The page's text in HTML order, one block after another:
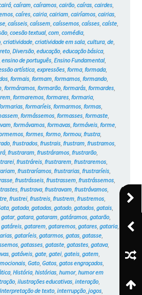
, caíram, caíramos, cairão, caíras, cairdes,
, caíres, cairia, cairiam, cairíamos, cairias,
, caísseis, caíssem, caíssemos, caísses, caíste,
, coesão textual, com, comédia,
, criatividade, criatividade em sala, cultura, de,
, Diversão, educação, educação básica,
ensino de português, Ensino Fundamental,
artística, expressões, forma, formada,
, formais, formam, formamos, formando,
, formáramos, formarão, formarás, formardes,
, formaremos, formares, formaria,
, formaríeis, formarmos, formas,
, formássemos, formasses, formaste,
, formávamos, formavas, formáveis, forme,
, formes, formo, formou, frustra,
, frustrados, frustrais, frustram, frustramos,
, frustraram, frustráramos, frustrarão,
, frustráreis, frustrarem, frustraremos,
, frustraríamos, frustrarias, frustraríeis,
, frustrásseis, frustrassem, frustrássemos,
, frustrava, frustravam, frustrávamos,
, frustrei, frustreis, frustrem, frustremos,
, gatada, gatadas, gatado, gatados, gatais,
gatar, gatara, gataram, gatáramos, gatarão,
gatáreis, gatarem, gataremos, gatares, gataria,
, gataríeis, gatarmos, gatas, gatasse,
, gatasses, gataste, gatastes, gatava,
, gatáveis, gate, gatei, gateis, gatem,
, Gato, Gatos, gatos engraçados,
, História, histórias, humor, humor em
, ilustrações educativas, interação,
Interpretação de texto, interrupção, jogos,